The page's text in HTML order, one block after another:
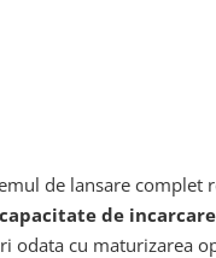
de lansare
capacitate de
cu maturizarea